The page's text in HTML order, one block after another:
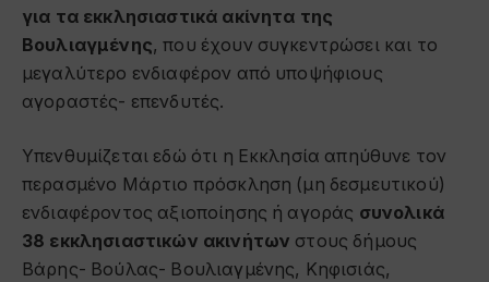
για τα εκκλησιαστικά ακίνητα της
Βουλιαγμένης, που έχουν συγκεντρώσει και το
μεγαλύτερο ενδιαφέρον από υποψήφιους
αγοραστές- επενδυτές.
Υπενθυμίζεται εδώ ότι η Εκκλησία απηύθυνε τον
περασμένο Μάρτιο πρόσκληση (μη δεσμευτικού)
ενδιαφέροντος αξιοποίησης ή αγοράς συνολικά
38 εκκλησιαστικών ακινήτων στους δήμους
Βάρης- Βούλας- Βουλιαγμένης, Κηφισιάς,